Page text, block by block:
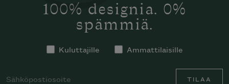
100% designia. 0%
spämmiä.
Kuluttajille Ammattilaisille
TILAA